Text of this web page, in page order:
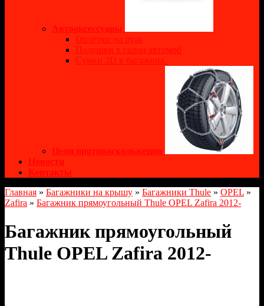
Автоаксессуары
Оплётки на руль
Подушки в салон автомоб
Сумки 3D в багажник.
Цепи противоскольжения
Новости
Контакты
Главная » Багажники на крышу » Багажники Thule » OPEL »
Zafira » Багажник прямоугольный Thule OPEL Zafira 2012-
Багажник прямоугольный
Thule OPEL Zafira 2012-